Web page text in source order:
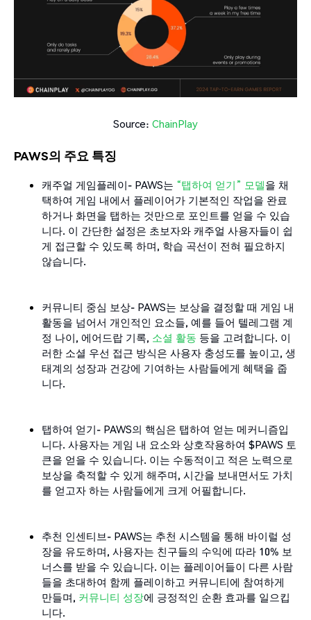
Source: ChainPlay
PAWS의 주요 특징
캐주얼 게임플레이- PAWS는 “탭하여 얻기” 모델을 채
택하여 게임 내에서 플레이어가 기본적인 작업을 완료
하거나 화면을 탭하는 것만으로 포인트를 얻을 수 있습
니다. 이 간단한 설정은 초보자와 캐주얼 사용자들이 쉽
게 접근할 수 있도록 하며, 학습 곡선이 전혀 필요하지
않습니다.
커뮤니티 중심 보상- PAWS는 보상을 결정할 때 게임 내
활동을 넘어서 개인적인 요소들, 예를 들어 텔레그램 계
정 나이, 에어드랍 기록, 소셜 활동 등을 고려합니다. 이
러한 소셜 우선 접근 방식은 사용자 충성도를 높이고, 생
태계의 성장과 건강에 기여하는 사람들에게 혜택을 줍
니다.
탭하여 얻기- PAWS의 핵심은 탭하여 얻는 메커니즘입
니다. 사용자는 게임 내 요소와 상호작용하여 $PAWS 토
큰을 얻을 수 있습니다. 이는 수동적이고 적은 노력으로
보상을 축적할 수 있게 해주며, 시간을 보내면서도 가치
를 얻고자 하는 사람들에게 크게 어필합니다.
추천 인센티브- PAWS는 추천 시스템을 통해 바이럴 성
장을 유도하며, 사용자는 친구들의 수익에 따라 10% 보
너스를 받을 수 있습니다. 이는 플레이어들이 다른 사람
들을 초대하여 함께 플레이하고 커뮤니티에 참여하게
만들며, 커뮤니티 성장에 긍정적인 순환 효과를 일으킵
니다.